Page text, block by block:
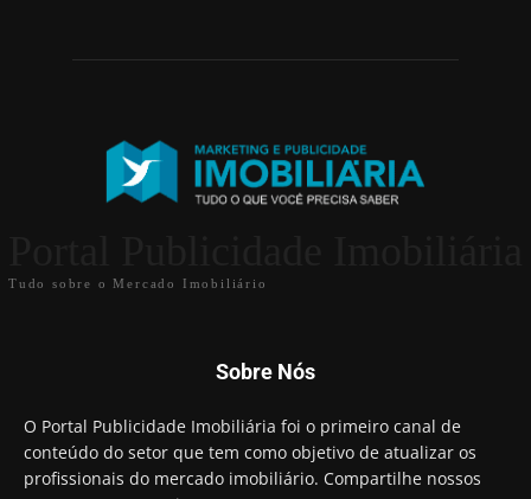
Tudo sobre o Mercado Imobiliário
Sobre Nós
O Portal Publicidade Imobiliária foi o primeiro canal de
conteúdo do setor que tem como objetivo de atualizar os
profissionais do mercado imobiliário. Compartilhe nossos